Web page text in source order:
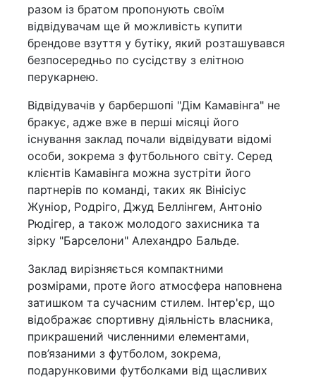
разом із братом пропонують своїм
відвідувачам ще й можливість купити
брендове взуття у бутіку, який розташувався
безпосередньо по сусідству з елітною
перукарнею.
Відвідувачів у барбершопі "Дім Камавінга" не
бракує, адже вже в перші місяці його
існування заклад почали відвідувати відомі
особи, зокрема з футбольного світу. Серед
клієнтів Камавінга можна зустріти його
партнерів по команді, таких як Вінісіус
Жуніор, Родріго, Джуд Беллінгем, Антоніо
Рюдігер, а також молодого захисника та
зірку "Барселони" Алехандро Бальде.
Заклад вирізняється компактними
розмірами, проте його атмосфера наповнена
затишком та сучасним стилем. Інтер'єр, що
відображає спортивну діяльність власника,
прикрашений численними елементами,
пов’язаними з футболом, зокрема,
подарунковими футболками від щасливих